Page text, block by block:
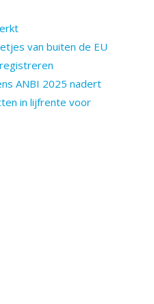
van buiten de EU
ANBI 2025 nadert
in lijfrente voor